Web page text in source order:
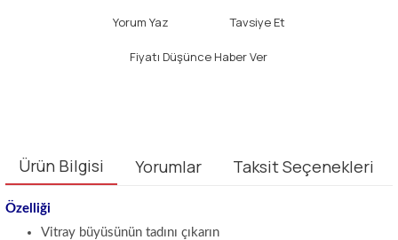
Yorum Yaz Tavsiye Et
Fiyatı Düşünce Haber Ver
Ürün Bilgisi Yorumlar Taksit Seçenekleri
Özelliği
Vitray büyüsünün tadını çıkarın